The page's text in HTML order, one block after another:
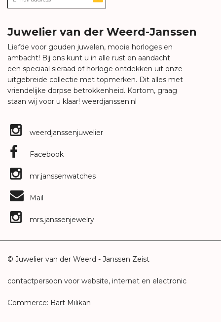
Juwelier van der Weerd-Janssen
Liefde voor gouden juwelen, mooie horloges en
ambacht! Bij ons kunt u in alle rust en aandacht
een speciaal sieraad of horloge ontdekken uit onze
uitgebreide collectie met topmerken. Dit alles met
vriendelijke dorpse betrokkenheid. Kortom, graag
staan wij voor u klaar! weerdjanssen.nl
weerdjanssenjuwelier
Facebook
mr.janssenwatches
Mail
mrs.janssenjewelry
© Juwelier van der Weerd - Janssen Zeist
contactpersoon voor website, internet en electronic
Commerce: Bart Milikan